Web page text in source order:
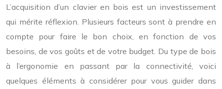
L’acquisition d’un clavier en bois est un investissement
qui mérite réflexion. Plusieurs facteurs sont à prendre en
compte pour faire le bon choix, en fonction de vos
besoins, de vos goûts et de votre budget. Du type de bois
à l’ergonomie en passant par la connectivité, voici
quelques éléments à considérer pour vous guider dans